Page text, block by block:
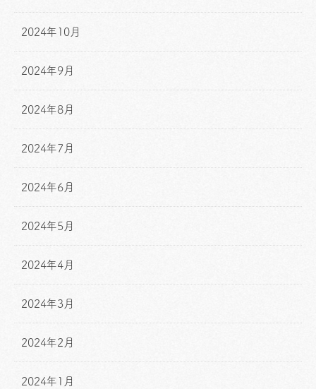
2024年10月
2024年9月
2024年8月
2024年7月
2024年6月
2024年5月
2024年4月
2024年3月
2024年2月
2024年1月